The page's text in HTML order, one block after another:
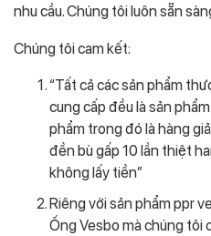
nhu cầu. Chúng tôi luôn sẵn
Chúng tôi cam kết:
“Tất cả các sản phẩm
cung cấp đều là sản
phẩm trong đó là hàng
đền bù gấp 10 lần thiệt
không lấy tiền”
Riêng với sản phẩm ppr
Ống Vesbo mà chúng tôi